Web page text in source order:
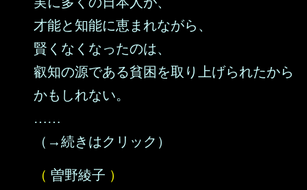
才能と知能に恵まれながら、
賢くなくなったのは、
叡知の源である貧困を取り上げられたから
かもしれない。
……
（→続きはクリック）
（ 曽野綾子 ）